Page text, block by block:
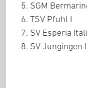
SGM
TSV Pfuhl I
SV Esperia
SV Jungingen I